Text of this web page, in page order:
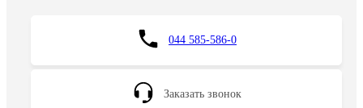
044 585-586-0
Заказать звонок